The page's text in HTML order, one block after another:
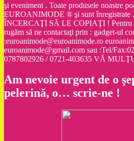
şi eveniment . Toate produsele noastre
EUROANIMODE ® şi sunt
ÎNCERCAŢI SĂ LE COPIAŢI ! Pentru
rugăm să ne contactaţi prin : gadget-ul
:euroanimode@euroanimode.ro
euroanimode@gmail.com sau :Tel/
0787802926 / 0721-403635 VĂ
Am nevoie urgent de o
pelerină, o… scrie-ne !